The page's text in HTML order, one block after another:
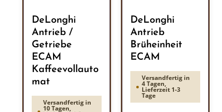
DeLonghi
Antrieb /
Getriebe
ECAM
Kaffeevollauto
mat
Versandfertig in
10 Tagen,
DeLonghi
Antrieb
Brüheinheit
ECAM
Versandfertig in
4 Tagen,
Lieferzeit 1-3
Tage